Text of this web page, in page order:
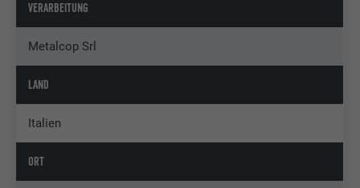
VERARBEITUNG
Metalcop Srl
LAND
Italien
ORT